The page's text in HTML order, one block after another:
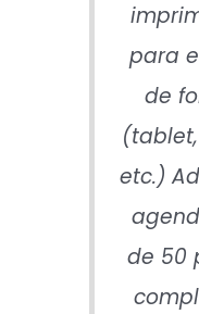
para
de
etc.)
de 50